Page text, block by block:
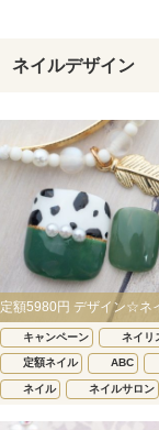
ネイルデザイン
定額5980円 デザイン☆ネ
キャンペーン ネイリ
定額ネイル ABC
ネイル ネイルサロン